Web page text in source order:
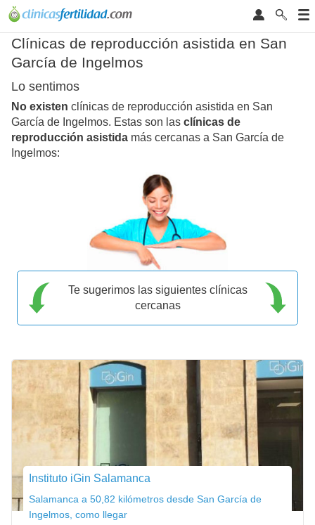
Clínicas de reproducción asistida en San
García de Ingelmos
Lo sentimos
No existen clínicas de reproducción asistida en San
García de Ingelmos. Estas son las clínicas de
reproducción asistida más cercanas a San García de
Ingelmos:
Te sugerimos las siguientes clínicas
cercanas
Instituto iGin Salamanca
Salamanca a 50,82 kilómetros desde San García de
Ingelmos, como llegar